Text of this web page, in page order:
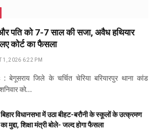
और पति को 7-7 साल की सजा, अवैध हथियार
कोर्ट का फैसला
1, 2026 6:22 PM
जिले के चर्चित चेरिया बरियारपुर थाना कांड
को…
बिहार विधानसभा में उठा बीहट-बरौनी के स्कूलों के उत्क्रमण
का मुद्दा, शिक्षा मंत्री बोले- जल्द होगा फैसला